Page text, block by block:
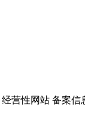
经营性网站 备案信